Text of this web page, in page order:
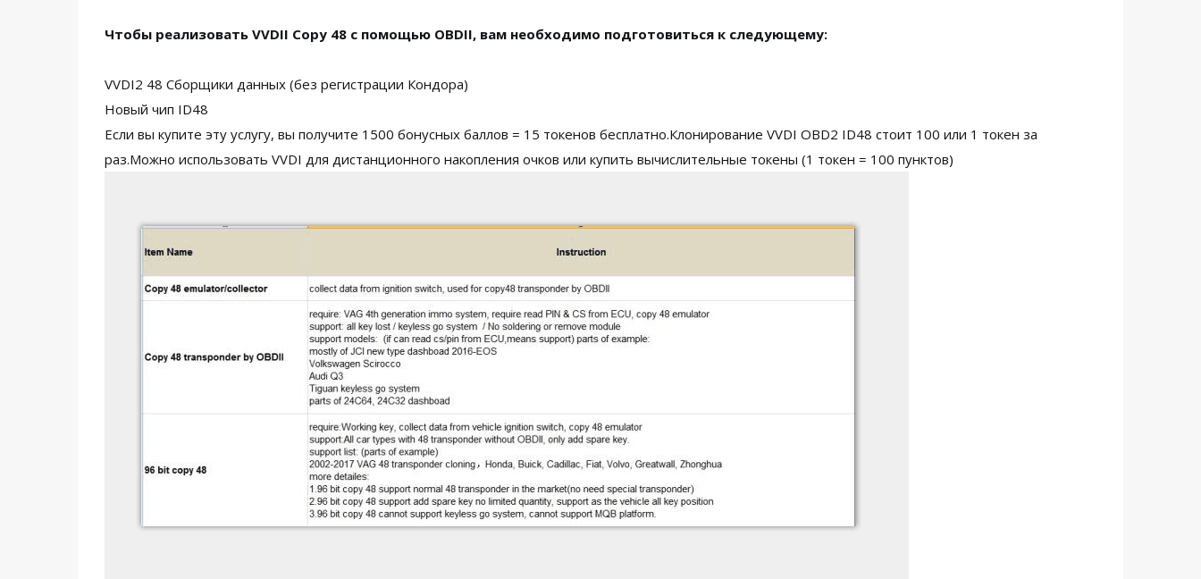
Чтобы реализовать VVDII Copy 48 с помощью OBDII, вам необходимо подготовиться к следующему:
VVDI2 48 Сборщики данных (без регистрации Кондора)
Новый чип ID48
Если вы купите эту услугу, вы получите 1500 бонусных баллов = 15 токенов бесплатно.Клонирование VVDI OBD2 ID48 стоит 100 или 1 токен за
раз.Можно использовать VVDI для дистанционного накопления очков или купить вычислительные токены (1 токен = 100 пунктов)